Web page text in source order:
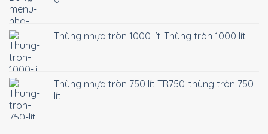
Thùng nhựa tròn 1000 lít-Thùng tròn 1000 lít
Thùng nhựa tròn 750 lít TR750-thùng tròn 750
lít